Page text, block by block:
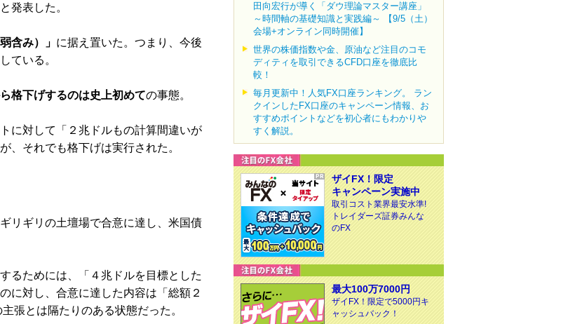
と発表した。
含み）」 に据え置いた。つまり、今後
ている。
格下げするのは史上初めての事態。
に対して「２兆ドルもの計算間違いが
、それでも格下げは実行された。
リギリの土壇場で合意に達し、米国債
るためには、「４兆ドルを目標とした
に対し、合意に達した内容は「総額２
張とは隔たりのある状態だった。
田向宏行が導く「ダウ理論マスター講座」
～時間軸の基礎知識と実践編～ 【9/5（土）
会場+オンライン同時開催】
世界の株価指数や金、原油など注目のコモ
ディティを取引できるCFD口座を徹底比
較！
毎月更新中！人気FX口座ランキング。 ラン
クインしたFX口座のキャンペーン情報、お
すすめポイントなどを初心者にもわかりや
すく解説。
ザイFX！限定
キャンペーン実施中
取引コスト業界最安水準!
トレイダーズ証券みんな
のFX
最大100万7000円
ザイFX！限定で5000円キ
ャッシュバック！